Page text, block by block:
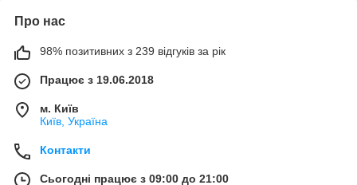
Про нас
98% позитивних з 239 відгуків за рік
Працює з 19.06.2018
м. Київ
Київ, Україна
Контакти
Сьогодні працює з 09:00 до 21:00